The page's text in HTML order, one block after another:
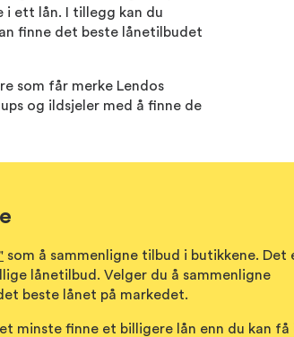
i ett lån. I tillegg kan du
finne det beste lånetilbudet
som får merke Lendos
og ildsjeler med å finne de
som å sammenligne tilbud i butikkene. Det
lånetilbud. Velger du å sammenligne
beste lånet på markedet.
minste finne et billigere lån enn du kan få